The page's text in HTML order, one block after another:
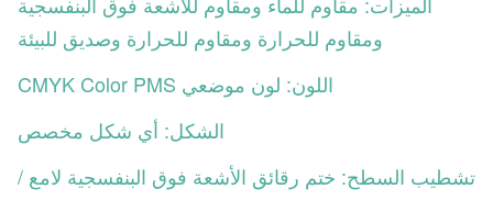
ومقاوم للحرارة ومقاوم للحرارة وصديق للبيئة
اللون: لون موضعي CMYK Color PMS
الشكل: أي شكل مخصص
تشطيب السطح: ختم رقائق الأشعة فوق البنفسجية لامع /